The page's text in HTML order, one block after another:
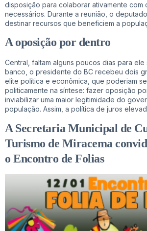
disposição para colaborar ativamente com
necessários. Durante a reunião, o
destinar recursos que beneficiem a
A oposição por dentro
Central, faltam alguns poucos dias para
banco, o presidente do BC recebeu dois
elite política e econômica, que poderiam
politicamente na síntese: fazer oposição
inviabilizar uma maior legitimidade do
população. Assim, a política de juros
A Secretaria Municipal de
Turismo de Miracema
o Encontro de Folias